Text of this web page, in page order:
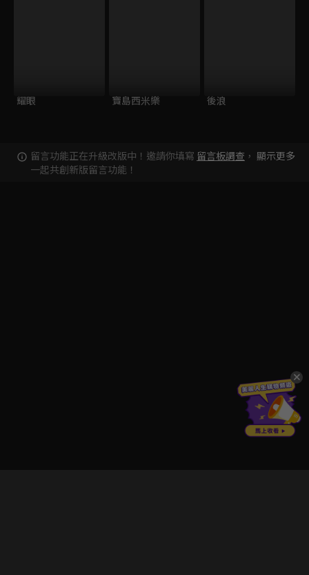
耀眼 寶島西米樂 後浪
留言功能正在升級改版中！邀請你填寫 留言板調查 ，
一起共創新版留言功能！
顯示更多